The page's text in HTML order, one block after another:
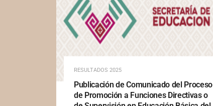
RESULTADOS 2025
Publicación de Comunicado del Proceso
de Promoción a Funciones Directivas o